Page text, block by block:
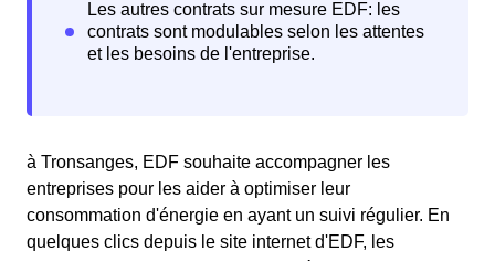
à Tronsanges, EDF souhaite accompagner les
entreprises pour les aider à optimiser leur
consommation d'énergie en ayant un suivi régulier. En
quelques clics depuis le site internet d'EDF, les